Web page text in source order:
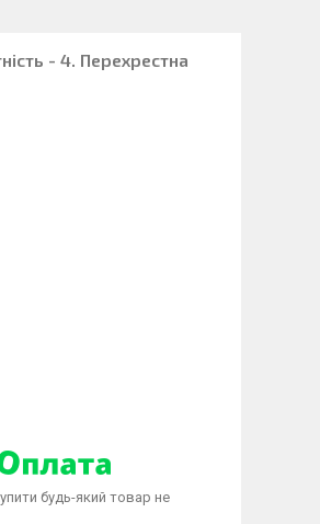
- 4. Перехрестна
будь-який товар не